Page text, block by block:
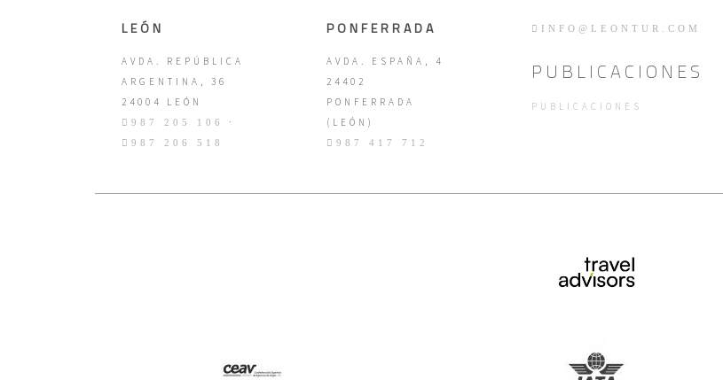
LEÓN
AVDA. REPÚBLICA
ARGENTINA, 36
24004 LEÓN
987 205 106 ·
987 206 518
PONFERRADA
AVDA. ESPAÑA, 4
24402
PONFERRADA
(LEÓN)
987 417 712
INFO@LEONTUR.COM
PUBLICACIONES
PUBLICACIONES